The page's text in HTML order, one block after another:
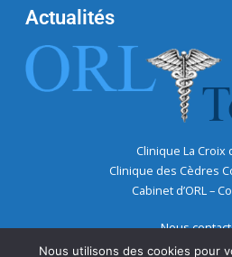
Actualités
Clinique La Croix
Clinique des Cèdres
Cabinet d’ORL –
Nous
Nous utilisons des cookies pour